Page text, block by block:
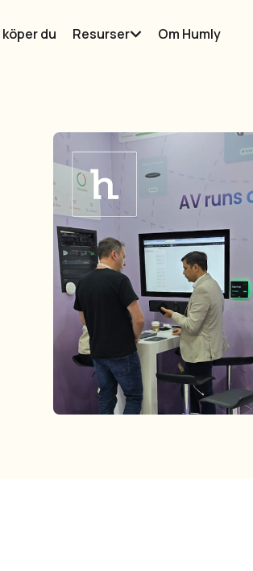
köper du Resurser Om Humly